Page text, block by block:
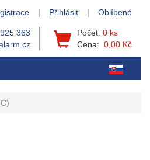
| Přihlásit | Oblíbené
363
Počet: 0 ks
Cena: 0,00 Kč